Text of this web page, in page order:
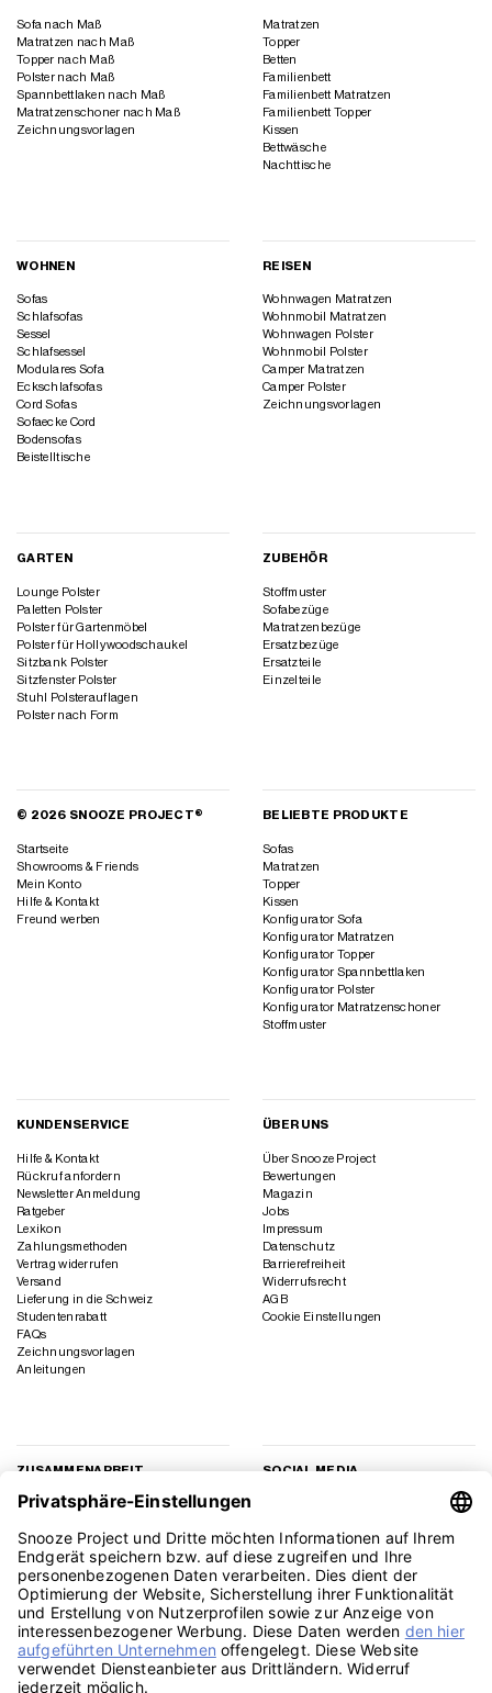
Sofa nach Maß
Matratzen nach Maß
Topper nach Maß
Polster nach Maß
Spannbettlaken nach Maß
Matratzenschoner nach Maß
Zeichnungsvorlagen
Matratzen
Topper
Betten
Familienbett
Familienbett Matratzen
Familienbett Topper
Kissen
Bettwäsche
Nachttische
WOHNEN
Sofas
Schlafsofas
Sessel
Schlafsessel
Modulares Sofa
Eckschlafsofas
Cord Sofas
Sofaecke Cord
Bodensofas
Beistelltische
REISEN
Wohnwagen Matratzen
Wohnmobil Matratzen
Wohnwagen Polster
Wohnmobil Polster
Camper Matratzen
Camper Polster
Zeichnungsvorlagen
GARTEN
Lounge Polster
Paletten Polster
Polster für Gartenmöbel
Polster für Hollywoodschaukel
Sitzbank Polster
Sitzfenster Polster
Stuhl Polsterauflagen
Polster nach Form
ZUBEHÖR
Stoffmuster
Sofabezüge
Matratzenbezüge
Ersatzbezüge
Ersatzteile
Einzelteile
© 2026 SNOOZE PROJECT®
Startseite
Showrooms & Friends
Mein Konto
Hilfe & Kontakt
Freund werben
BELIEBTE PRODUKTE
Sofas
Matratzen
Topper
Kissen
Konfigurator Sofa
Konfigurator Matratzen
Konfigurator Topper
Konfigurator Spannbettlaken
Konfigurator Polster
Konfigurator Matratzenschoner
Stoffmuster
KUNDENSERVICE
Hilfe & Kontakt
Rückruf anfordern
Newsletter Anmeldung
Ratgeber
Lexikon
Zahlungsmethoden
Vertrag widerrufen
Versand
Lieferung in die Schweiz
Studentenrabatt
FAQs
Zeichnungsvorlagen
Anleitungen
ÜBER UNS
Über Snooze Project
Bewertungen
Magazin
Jobs
Impressum
Datenschutz
Barrierefreiheit
Widerrufsrecht
AGB
Cookie Einstellungen
ZUSAMMENARBEIT
Geschäftskunden
Presse
Affiliate Marketing
SOCIAL MEDIA
TikTok
YouTube
Pinterest
LinkedIn